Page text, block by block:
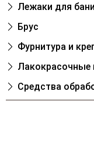
Лежаки для бани
Брус
Фурнитура и
Лакокрасочные
Cредства